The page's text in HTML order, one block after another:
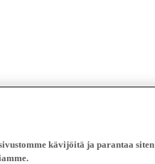
kävijöitä ja parantaa siten